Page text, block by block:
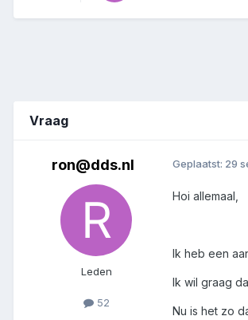
Vraag
ron@dds.nl
Leden
52
Geplaatst: 29
Hoi allemaal,
Ik heb een
Ik wil graag
Nu is het zo